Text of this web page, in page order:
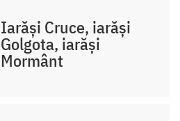
Iarăși Cruce, iarăși
Golgota, iarăși
Mormânt